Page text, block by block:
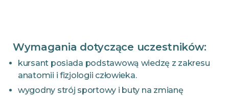
Wymagania dotyczące uczestników:
kursant posiada podstawową wiedzę z zakresu
anatomii i fizjologii człowieka.
wygodny strój sportowy i buty na zmianę